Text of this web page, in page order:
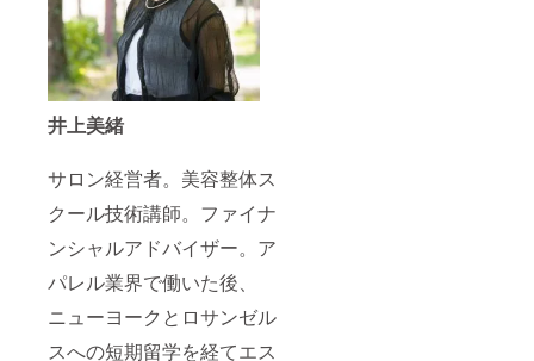
井上美緒
サロン経営者。美容整体ス
クール技術講師。ファイナ
ンシャルアドバイザー。ア
パレル業界で働いた後、
ニューヨークとロサンゼル
スへの短期留学を経てエス